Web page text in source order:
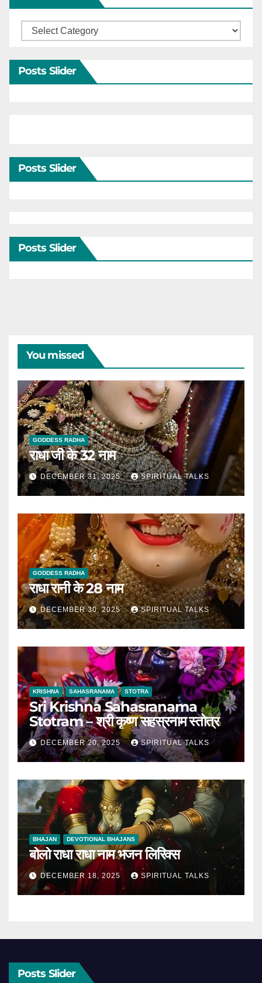
Categories
Posts Slider
Posts Slider
Posts Slider
You missed
GODDESS RADHA
राधा जी के 32 नाम
DECEMBER 31, 2025 SPIRITUAL TALKS
GODDESS RADHA
राधा रानी के 28 नाम
DECEMBER 30, 2025 SPIRITUAL TALKS
KRISHNA SAHASRANAMA STOTRA
Sri Krishna Sahasranama
Stotram – श्री कृष्ण सहस्रनाम स्तोत्र
DECEMBER 20, 2025 SPIRITUAL TALKS
BHAJAN DEVOTIONAL BHAJANS
बोलो राधा राधा नाम भजन लिरिक्स
DECEMBER 18, 2025 SPIRITUAL TALKS
Posts Slider